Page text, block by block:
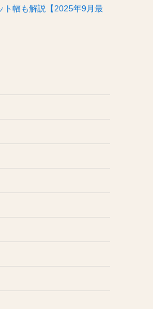
ト幅も解説【2025年9月最